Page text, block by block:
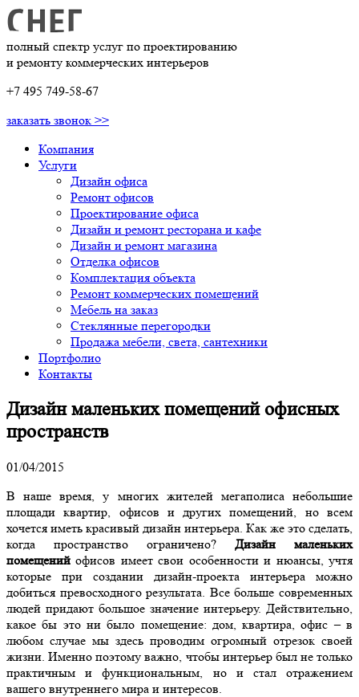
полный спектр услуг по проектированию
и ремонту коммерческих интерьеров
+7 495 749-58-67
заказать звонок >>
Компания
Услуги
Дизайн офиса
Ремонт офисов
Проектирование офиса
Дизайн и ремонт ресторана и кафе
Дизайн и ремонт магазина
Отделка офисов
Комплектация объекта
Ремонт коммерческих помещений
Мебель на заказ
Стеклянные перегородки
Продажа мебели, света, сантехники
Портфолио
Контакты
Дизайн маленьких помещений офисных
пространств
01/04/2015
В наше время, у многих жителей мегаполиса небольшие
площади квартир, офисов и других помещений, но всем
хочется иметь красивый дизайн интерьера. Как же это сделать,
когда пространство ограничено? Дизайн маленьких
помещений офисов имеет свои особенности и нюансы, учтя
которые при создании дизайн-проекта интерьера можно
добиться превосходного результата. Все больше современных
людей придают большое значение интерьеру. Действительно,
какое бы это ни было помещение: дом, квартира, офис – в
любом случае мы здесь проводим огромный отрезок своей
жизни. Именно поэтому важно, чтобы интерьер был не только
практичным и функциональным, но и стал отражением
вашего внутреннего мира и интересов.